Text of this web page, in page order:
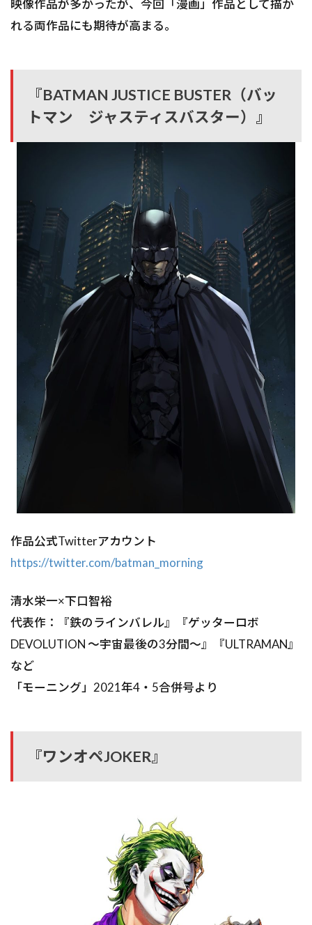
映像作品が多かったが、今回「漫画」作品として描か
れる両作品にも期待が高まる。
『BATMAN JUSTICE BUSTER（バッ
トマン ジャスティスバスター）』
作品公式Twitterアカウント
https://twitter.com/batman_morning
清水栄一×下口智裕
代表作：『鉄のラインバレル』『ゲッターロボ
DEVOLUTION ～宇宙最後の3分間～』『ULTRAMAN』
など
「モーニング」2021年4・5合併号より
『ワンオペJOKER』